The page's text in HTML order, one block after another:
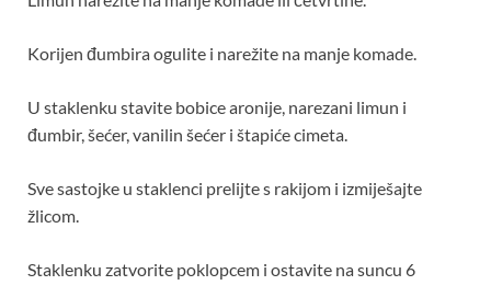
Korijen đumbira ogulite i narežite na manje komade.
U staklenku stavite bobice aronije, narezani limun i
đumbir, šećer, vanilin šećer i štapiće cimeta.
Sve sastojke u staklenci prelijte s rakijom i izmiješajte
žlicom.
Staklenku zatvorite poklopcem i ostavite na suncu 6